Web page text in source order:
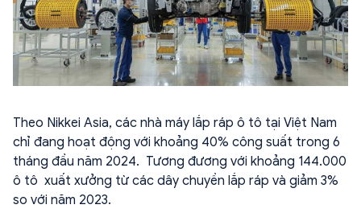
Theo Nikkei Asia, các nhà máy lắp ráp ô tô tại Việt Nam
chỉ đang hoạt động với khoảng 40% công suất trong 6
tháng đầu năm 2024. Tương đương với khoảng 144.000
ô tô xuất xưởng từ các dây chuyền lắp ráp và giảm 3%
so với năm 2023.